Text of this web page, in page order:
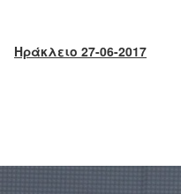
Ηράκλειο 27-06-2017